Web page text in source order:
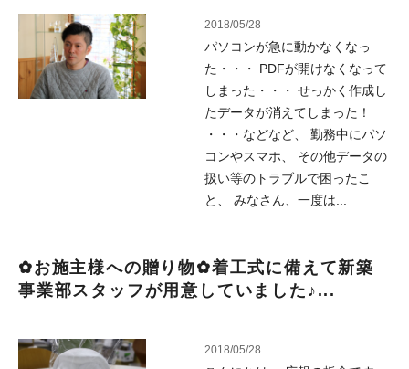
2018/05/28
パソコンが急に動かなくなっ
た・・・ PDFが開けなくなって
しまった・・・ せっかく作成し
たデータが消えてしまった！
・・・などなど、 勤務中にパソ
コンやスマホ、 その他データの
扱い等のトラブルで困ったこ
と、 みなさん、一度は...
✿お施主様への贈り物✿着工式に備えて新築
事業部スタッフが用意していました♪...
2018/05/28